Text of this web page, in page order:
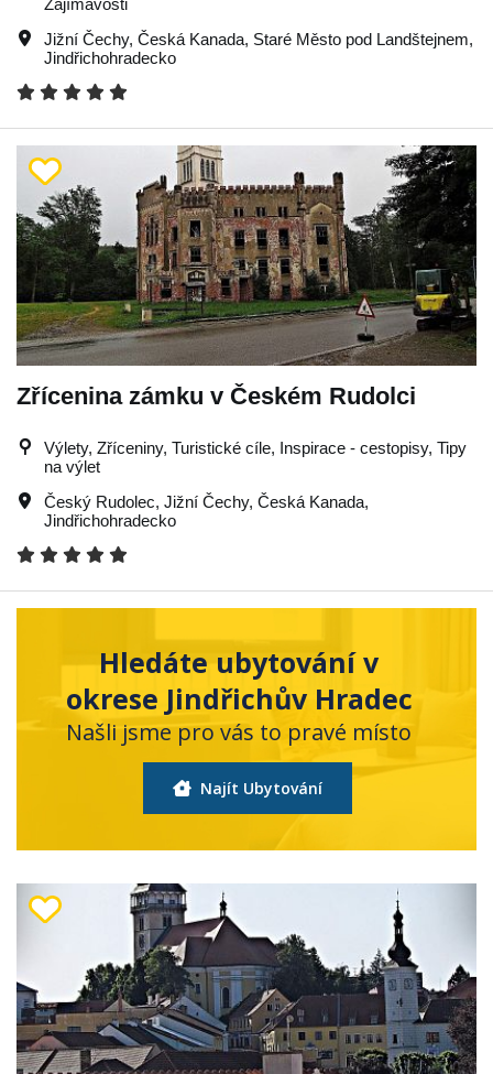
Jižní Čechy, Česká Kanada, Staré Město pod Landštejnem,
Jindřichohradecko
Zřícenina zámku v Českém Rudolci
Výlety, Zříceniny, Turistické cíle, Inspirace - cestopisy, Tipy
na výlet
Český Rudolec, Jižní Čechy, Česká Kanada,
Jindřichohradecko
Hledáte ubytování v
okrese Jindřichův Hradec
Našli jsme pro vás to pravé místo
Najít Ubytování